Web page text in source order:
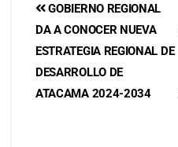
GOBIERNO REGIONAL
DA A CONOCER NUEVA
ESTRATEGIA REGIONAL DE
DESARROLLO DE
ATACAMA 2024-2034